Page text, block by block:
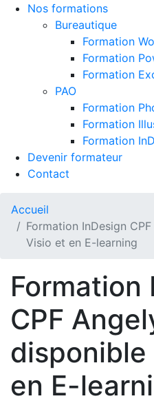
Nos formations
Bureautique
Formation
Formation
Formation
PAO
Formation
Formation
Formation
Devenir formateur
Contact
Accueil
Formation InDesign
Visio et en E-learning
Formation
CPF
en E-